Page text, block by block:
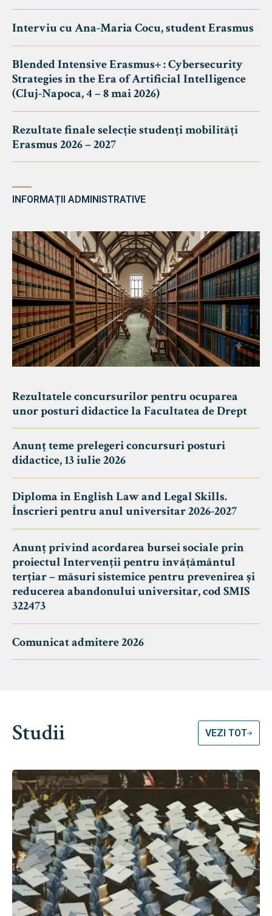
Interviu cu Ana-Maria Cocu, student Erasmus
Blended Intensive Erasmus+ : Cybersecurity
Strategies in the Era of Artificial Intelligence
(Cluj-Napoca, 4 – 8 mai 2026)
Rezultate finale selecție studenți mobilități
Erasmus 2026 – 2027
INFORMAȚII ADMINISTRATIVE
Rezultatele concursurilor pentru ocuparea
unor posturi didactice la Facultatea de Drept
Anunț teme prelegeri concursuri posturi
didactice, 13 iulie 2026
Diploma in English Law and Legal Skills.
Înscrieri pentru anul universitar 2026-2027
Anunț privind acordarea bursei sociale prin
proiectul Intervenții pentru învățământul
terțiar – măsuri sistemice pentru prevenirea și
reducerea abandonului universitar, cod SMIS
322473
Comunicat admitere 2026
Studii VEZI TOT